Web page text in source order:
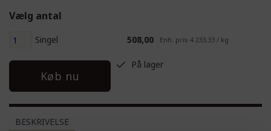
Vælg antal
Singel 508,00 Enh. pris 4 233,33 / kg
Køb nu
På lager
BESKRIVELSE